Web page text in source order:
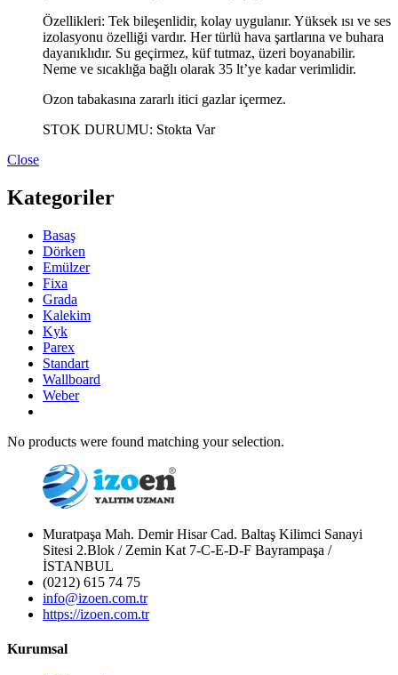
Özellikleri: Tek bileşenlidir, kolay uygulanır. Yüksek ısı ve ses
izolasyonu özelliği vardır. Her türlü hava şartlarına ve buhara
dayanıklıdır. Su geçirmez, küf tutmaz, üzeri boyanabilir.
Neme ve sıcaklığa bağlı olarak 35 lt’ye kadar verimlidir.
Ozon tabakasına zararlı itici gazlar içermez.
STOK DURUMU: Stokta Var
Close
Kategoriler
Basaş
Dörken
Emülzer
Fixa
Grada
Kalekim
Kyk
Parex
Standart
Wallboard
Weber
No products were found matching your selection.
Muratpaşa Mah. Demir Hisar Cad. Baltaş Kilimci Sanayi
Sitesi 2.Blok / Zemin Kat 7-C-E-D-F Bayrampaşa /
İSTANBUL
(0212) 615 74 75
info@izoen.com.tr
https://izoen.com.tr
Kurumsal